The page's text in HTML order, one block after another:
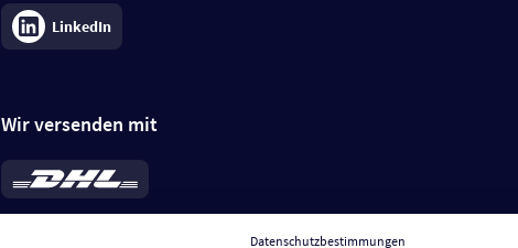
LinkedIn
Wir versenden mit
*Standard 6,95 €; bei Kühlware zzgl. 0,99 €
je Bestellung, insgesamt 7,94 €. Lieferzeit3-
Datenschutzbestimmungen